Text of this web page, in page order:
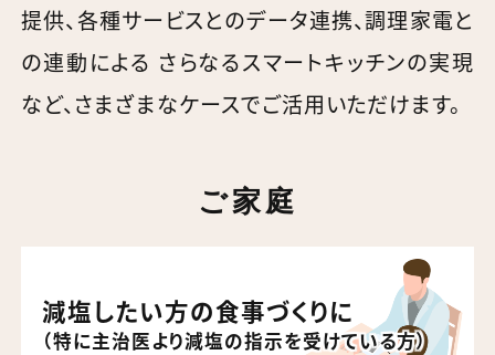
提供、各種サービスとのデータ連携、調理家電と
の連動による さらなるスマートキッチンの実現
など、さまざまなケースでご活用いただけます。
ご家庭
減塩したい方の食事づくりに
（特に主治医より減塩の指示を受けている方）